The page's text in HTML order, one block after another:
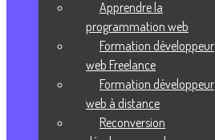
Apprendre la
programmation web
Formation développeur
web Freelance
Formation développeur
web à distance
Reconversion